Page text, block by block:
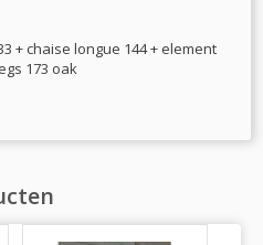
+ chaise longue 144 + element
173 oak